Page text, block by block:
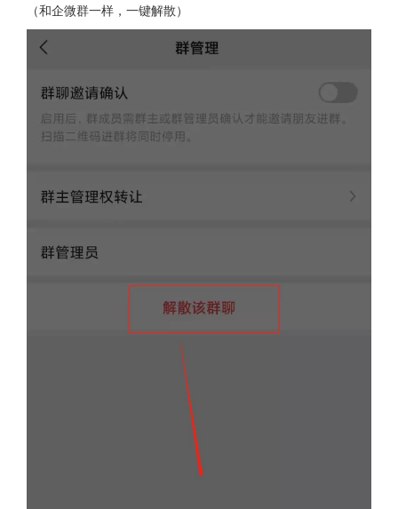
（和企微群一样，一键解散）